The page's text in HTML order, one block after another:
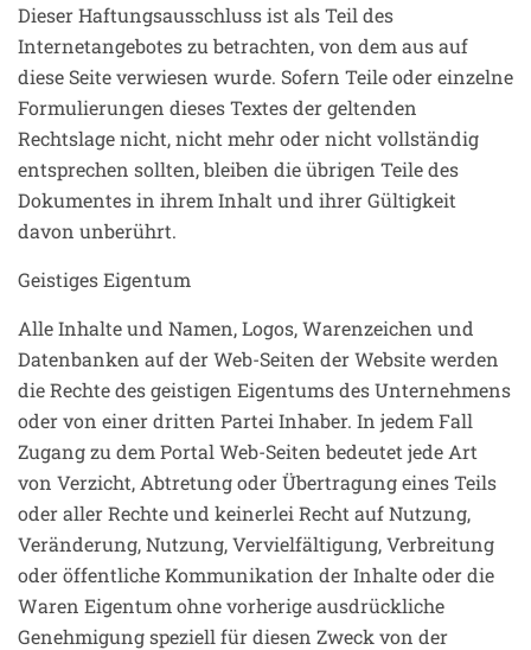
Dieser Haftungsausschluss ist als Teil des
Internetangebotes zu betrachten, von dem aus auf
diese Seite verwiesen wurde. Sofern Teile oder einzelne
Formulierungen dieses Textes der geltenden
Rechtslage nicht, nicht mehr oder nicht vollständig
entsprechen sollten, bleiben die übrigen Teile des
Dokumentes in ihrem Inhalt und ihrer Gültigkeit
davon unberührt.
Geistiges Eigentum
Alle Inhalte und Namen, Logos, Warenzeichen und
Datenbanken auf der Web-Seiten der Website werden
die Rechte des geistigen Eigentums des Unternehmens
oder von einer dritten Partei Inhaber. In jedem Fall
Zugang zu dem Portal Web-Seiten bedeutet jede Art
von Verzicht, Abtretung oder Übertragung eines Teils
oder aller Rechte und keinerlei Recht auf Nutzung,
Veränderung, Nutzung, Vervielfältigung, Verbreitung
oder öffentliche Kommunikation der Inhalte oder die
Waren Eigentum ohne vorherige ausdrückliche
Genehmigung speziell für diesen Zweck von der